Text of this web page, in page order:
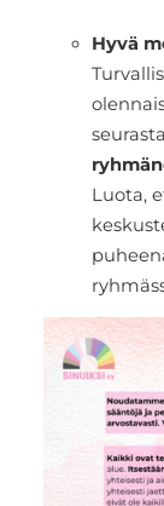
Hyvä
Luota,